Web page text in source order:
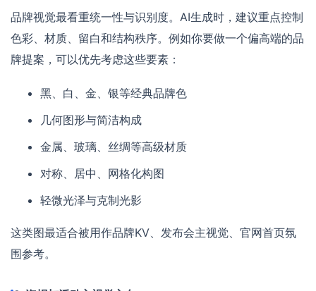
品牌视觉最看重统一性与识别度。AI生成时，建议重点控制
色彩、材质、留白和结构秩序。例如你要做一个偏高端的品
牌提案，可以优先考虑这些要素：
黑、白、金、银等经典品牌色
几何图形与简洁构成
金属、玻璃、丝绸等高级材质
对称、居中、网格化构图
轻微光泽与克制光影
这类图最适合被用作品牌KV、发布会主视觉、官网首页氛
围参考。